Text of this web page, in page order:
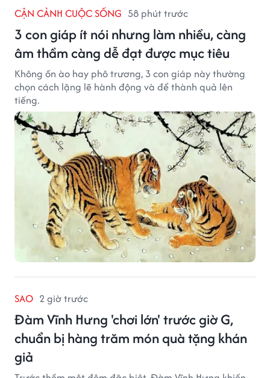
CẬN CẢNH CUỘC SỐNG 58 phút trước
3 con giáp ít nói nhưng làm nhiều, càng
âm thầm càng dễ đạt được mục tiêu
Không ồn ào hay phô trương, 3 con giáp này thường
chọn cách lặng lẽ hành động và để thành quả lên
tiếng.
SAO 2 giờ trước
Đàm Vĩnh Hưng 'chơi lớn' trước giờ G,
chuẩn bị hàng trăm món quà tặng khán
giả